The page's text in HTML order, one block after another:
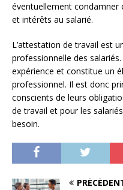
éventuellement condamner
et intérêts au salarié.
L’attestation de travail est
professionnelle des
expérience et constitue un
professionnel. Il est donc
conscients de leurs
de travail et pour les
besoin.